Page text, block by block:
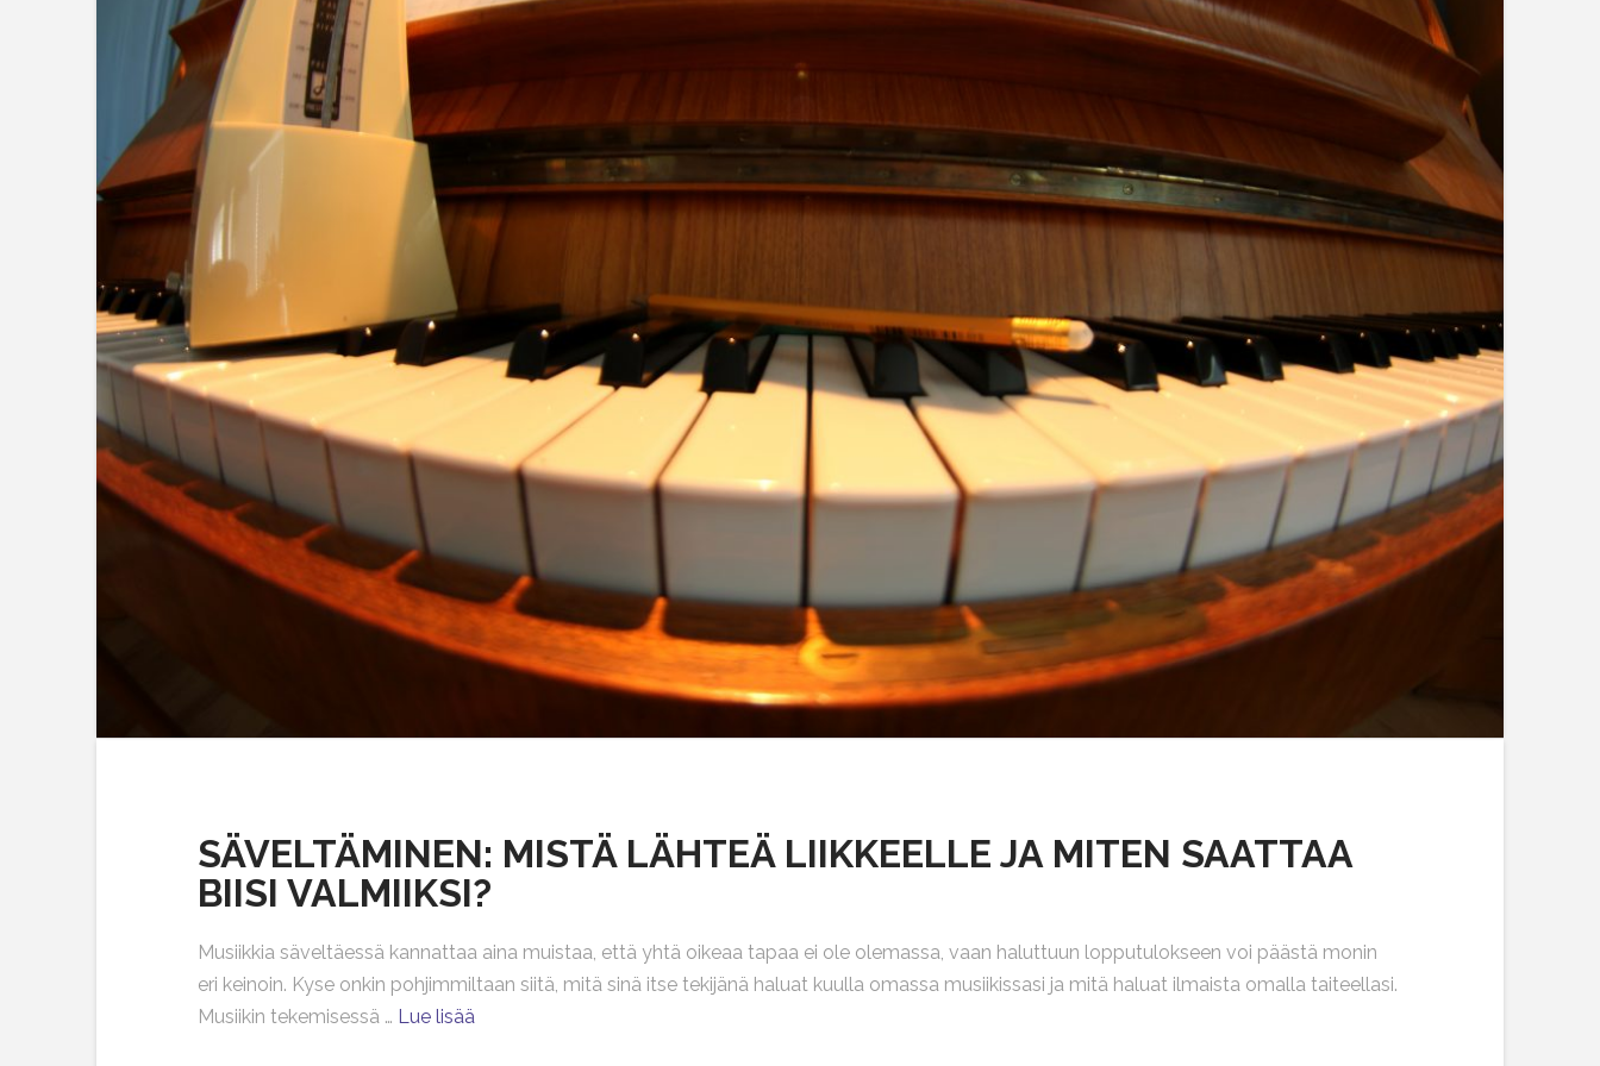
SÄVELTÄMINEN: MISTÄ LÄHTEÄ LIIKKEELLE JA MITEN SAATTAA
BIISI VALMIIKSI?
Musiikkia säveltäessä kannattaa aina muistaa, että yhtä oikeaa tapaa ei ole olemassa, vaan haluttuun lopputulokseen voi päästä monin
eri keinoin. Kyse onkin pohjimmiltaan siitä, mitä sinä itse tekijänä haluat kuulla omassa musiikissasi ja mitä haluat ilmaista omalla taiteellasi.
Musiikin tekemisessä … Lue lisää